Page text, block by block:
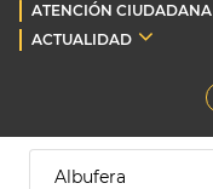
ATENCIÓN CIUDADANA
ACTUALIDAD
Albufera